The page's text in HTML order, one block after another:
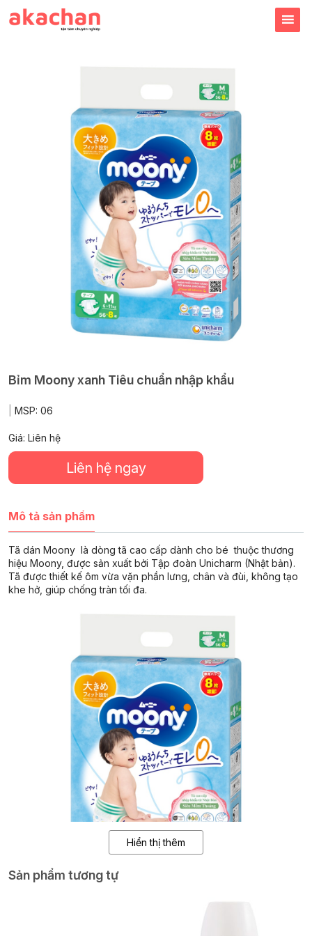
Bỉm Moony xanh Tiêu chuẩn nhập khẩu
MSP: 06
Giá: Liên hệ
Liên hệ ngay
Mô tả sản phẩm
Tã dán Moony là dòng tã cao cấp dành cho bé thuộc thương
hiệu Moony, được sản xuất bởi Tập đoàn Unicharm (Nhật bản).
Tã được thiết kế ôm vừa vặn phần lưng, chân và đùi, không tạo
khe hở, giúp chống tràn tối đa.
Hiển thị thêm
Sản phẩm tương tự